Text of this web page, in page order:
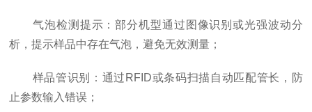
气泡检测提示：部分机型通过图像识别或光强波动分
析，提示样品中存在气泡，避免无效测量；
样品管识别：通过RFID或条码扫描自动匹配管长，防
止参数输入错误；